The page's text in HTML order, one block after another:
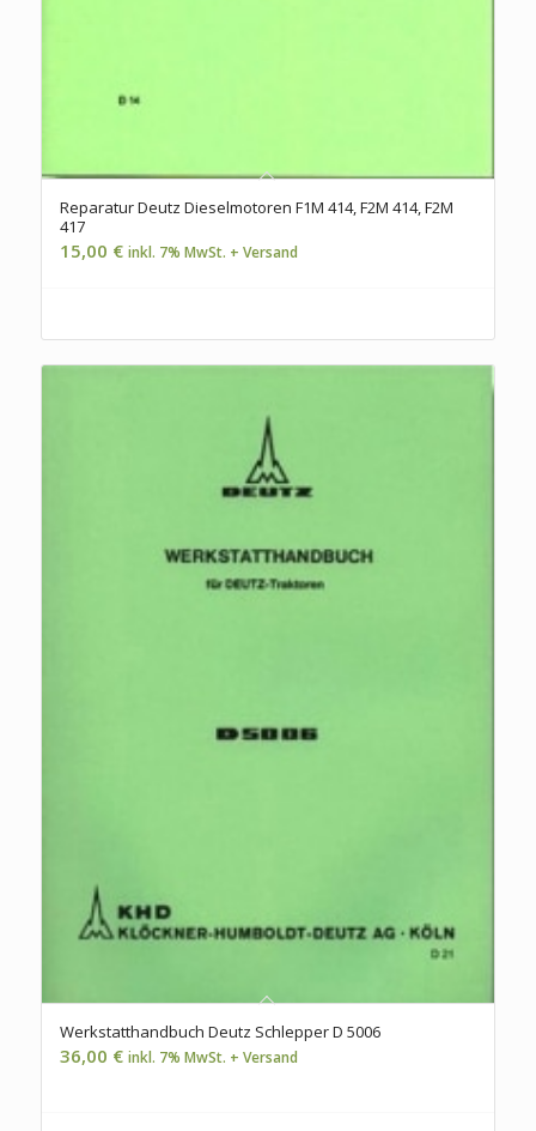
Reparatur Deutz Dieselmotoren F1M 414, F2M 414, F2M
417
15,00 € inkl. 7% MwSt. + Versand
Werkstatthandbuch Deutz Schlepper D 5006
36,00 € inkl. 7% MwSt. + Versand